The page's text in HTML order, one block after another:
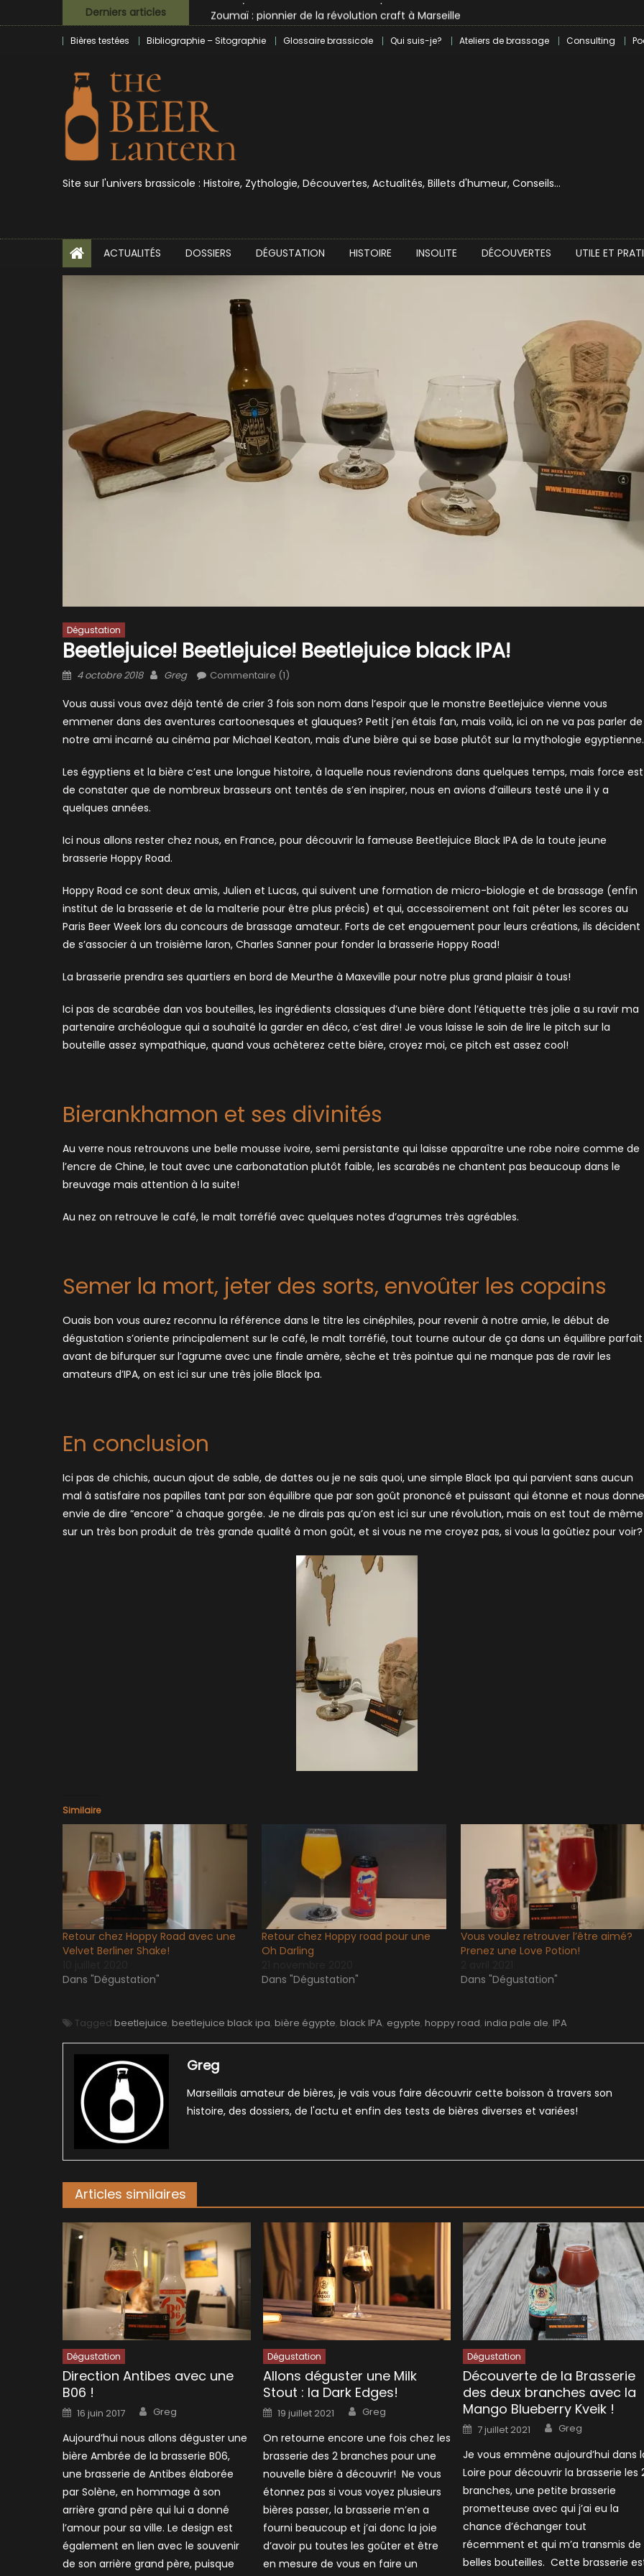
to
Derniers articles
Zoumaï : pionnier de la révolution craft à Marseille
L’intelligence artificielle dans le milieu brassicole
BrewDog racheté par Tilray pour une bouchée de pain ?
Bières testées Bibliographie – Sitographie Glossaire brassicole Qui suis-je? Ateliers de brassage Consulting
Site sur l'univers brassicole : Histoire, Zythologie, Découvertes, Actualités, Billets d'humeur, Conseils…
ACTUALITÉS DOSSIERS DÉGUSTATION HISTOIRE INSOLITE DÉCOUVERTES UTILE ET
Dégustation
Beetlejuice! Beetlejuice! Beetlejuice black IPA!
Posted
4 octobre 2018 Author
Greg Commentaire (1)
Vous aussi vous avez déjà tenté de crier 3 fois son nom dans l’espoir que le monstre Beetlejuice vienne vous
emmener dans des aventures cartoonesques et glauques? Petit j’en étais fan, mais voilà, ici on ne va pas parler de
notre ami incarné au cinéma par Michael Keaton, mais d’une bière qui se base plutôt sur la mythologie egyptienne.
Les égyptiens et la bière c’est une longue histoire, à laquelle nous reviendrons dans quelques temps, mais force est
de constater que de nombreux brasseurs ont tentés de s’en inspirer, nous en avions d’ailleurs testé une il y a
quelques années.
Ici nous allons rester chez nous, en France, pour découvrir la fameuse Beetlejuice Black IPA de la toute jeune
brasserie Hoppy Road.
Hoppy Road ce sont deux amis, Julien et Lucas, qui suivent une formation de micro-biologie et de brassage (enfin
institut de la brasserie et de la malterie pour être plus précis) et qui, accessoirement ont fait péter les scores au
Paris Beer Week lors du concours de brassage amateur. Forts de cet engouement pour leurs créations, ils décident
de s’associer à un troisième laron, Charles Sanner pour fonder la brasserie Hoppy Road!
La brasserie prendra ses quartiers en bord de Meurthe à Maxeville pour notre plus grand plaisir à tous!
Ici pas de scarabée dan vos bouteilles, les ingrédients classiques d’une bière dont l’étiquette très jolie a su ravir ma
partenaire archéologue qui a souhaité la garder en déco, c’est dire! Je vous laisse le soin de lire le pitch sur la
bouteille assez sympathique, quand vous achèterez cette bière, croyez moi, ce pitch est assez cool!
Bierankhamon et ses divinités
Au verre nous retrouvons une belle mousse ivoire, semi persistante qui laisse apparaître une robe noire comme de
l’encre de Chine, le tout avec une carbonatation plutôt faible, les scarabés ne chantent pas beaucoup dans le
breuvage mais attention à la suite!
Au nez on retrouve le café, le malt torréfié avec quelques notes d’agrumes très agréables.
Semer la mort, jeter des sorts, envoûter les copains
Ouais bon vous aurez reconnu la référence dans le titre les cinéphiles, pour revenir à notre amie, le début de
dégustation s’oriente principalement sur le café, le malt torréfié, tout tourne autour de ça dans un équilibre parfait
avant de bifurquer sur l’agrume avec une finale amère, sèche et très pointue qui ne manque pas de ravir les
amateurs d’IPA, on est ici sur une très jolie Black Ipa.
En conclusion
Ici pas de chichis, aucun ajout de sable, de dattes ou je ne sais quoi, une simple Black Ipa qui parvient sans aucun
mal à satisfaire nos papilles tant par son équilibre que par son goût prononcé et puissant qui étonne et nous donne
envie de dire “encore” à chaque gorgée. Je ne dirais pas qu’on est ici sur une révolution, mais on est tout de même
sur un très bon produit de très grande qualité à mon goût, et si vous ne me croyez pas, si vous la goûtiez pour voir?
Similaire
Retour chez Hoppy Road avec une
Velvet Berliner Shake!
Dans "Dégustation"
Retour chez Hoppy road pour une
Oh Darling
Dans "Dégustation"
Vous voulez retrouver l’être aimé?
Prenez une Love Potion!
Dans "Dégustation"
Tagged beetlejuice, beetlejuice black ipa, bière égypte, black IPA, egypte, hoppy road, india pale ale, IPA
Greg
Marseillais amateur de bières, je vais vous faire découvrir cette boisson à travers son
histoire, des dossiers, de l'actu et enfin des tests de bières diverses et variées!
Articles similaires
Dégustation
Direction Antibes avec une
B06 !
Posted
on
16 juin 2017 Author
Greg
Aujourd’hui nous allons déguster une
bière Ambrée de la brasserie B06,
une brasserie de Antibes élaborée
par Solène, en hommage à son
arrière grand père qui lui a donné
l’amour pour sa ville. Le design est
également en lien avec le souvenir
de son arrière grand père, puisque
Dégustation
Allons déguster une Milk
Stout : la Dark Edges!
Posted
on
19 juillet 2021 Author
Greg
On retourne encore une fois chez les
brasserie des 2 branches pour une
nouvelle bière à découvrir! Ne vous
étonnez pas si vous voyez plusieurs
bières passer, la brasserie m’en a
fourni beaucoup et j’ai donc la joie
d’avoir pu toutes les goûter et être
en mesure de vous en faire un
Dégustation
Découverte de la Brasserie
des deux branches avec la
Mango Blueberry Kveik !
Posted
on
7 juillet 2021 Author
Greg
Je vous emmène aujourd’hui dans
Loire pour découvrir la brasserie les
branches, une petite brasserie
prometteuse avec qui j’ai eu la
chance d’échanger tout
récemment et qui m’a transmis de
belles bouteilles. Cette brasserie